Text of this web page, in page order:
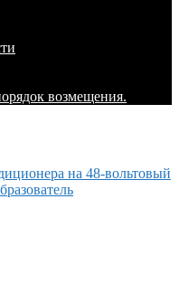
возмещения.
на 48-вольтовый